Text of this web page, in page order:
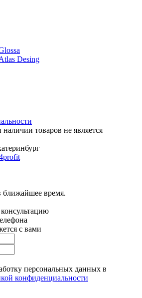
Desing
товаров не является
время.
с вами
персональных данных в
конфиденциальности